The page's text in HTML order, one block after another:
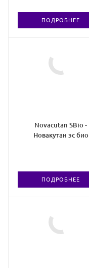
ПОДРОБНЕЕ
Novacutan SBio -
Новакутан эс био
ПОДРОБНЕЕ